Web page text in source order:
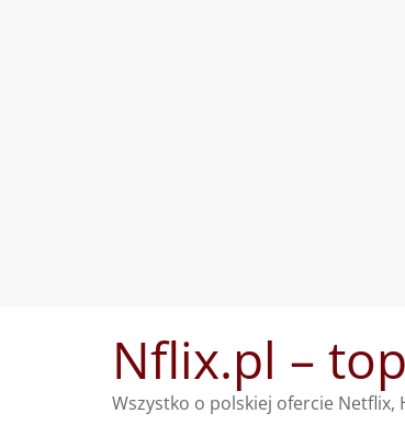
Nflix.pl –
Wszystko o polskiej ofercie Netflix,